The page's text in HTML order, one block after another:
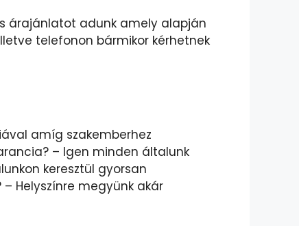
árajánlatot adunk amely alapján
telefonon bármikor kérhetnek
amíg szakemberhez
– Igen minden általunk
keresztül gyorsan
Helyszínre megyünk akár